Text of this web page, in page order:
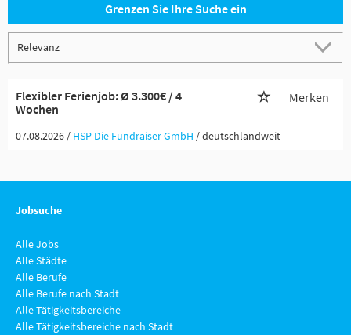
Grenzen Sie Ihre Suche ein
Flexibler Ferienjob: Ø 3.300€ / 4
Wochen
Merken
07.08.2026 / HSP Die Fundraiser GmbH / deutschlandweit
Jobsuche
Alle Jobs
Alle Städte
Alle Berufe
Alle Berufe nach Stadt
Alle Tätigkeitsbereiche
Alle Tätigkeitsbereiche nach Stadt